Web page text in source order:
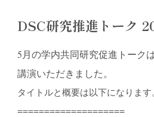
DSC研究推進トーク
5月の学内共同研究促進トーク
講演いただきました。
タイトルと概要は以下になります
====================